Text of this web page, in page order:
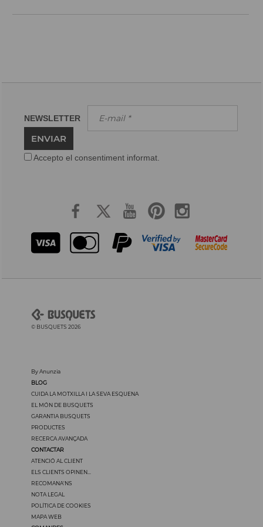
NEWSLETTER
ENVIAR
Accepto el consentiment informat.
© BUSQUETS 2026
By Anunzia
BLOG
CUIDA LA MOTXILLA I LA SEVA ESQUENA
EL MÓN DE BUSQUETS
GARANTIA BUSQUETS
PRODUCTES
RECERCA AVANÇADA
CONTACTAR
ATENCIÓ AL CLIENT
ELS CLIENTS OPINEN...
RECOMANA'NS
NOTA LEGAL
POLÍTICA DE COOKIES
MAPA WEB